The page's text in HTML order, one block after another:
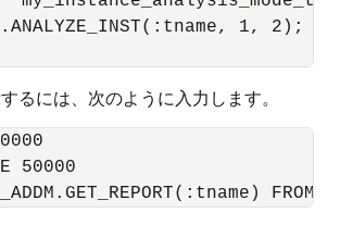
1, 2);
るには、次のように入力します。
50000